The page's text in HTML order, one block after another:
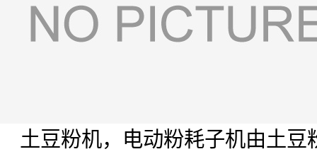
土豆粉机，电动粉耗子机由土